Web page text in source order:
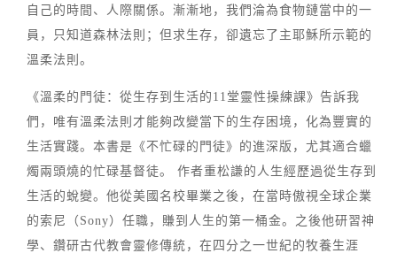
自己的時間、人際關係。漸漸地，我們淪為食物鏈當中的一
員，只知道森林法則；但求生存，卻遺忘了主耶穌所示範的
溫柔法則。
《溫柔的門徒：從生存到生活的11堂靈性操練課》告訴我
們，唯有溫柔法則才能夠改變當下的生存困境，化為豐實的
生活實踐。本書是《不忙碌的門徒》的進深版，尤其適合蠟
燭兩頭燒的忙碌基督徒。 作者重松謙的人生經歷過從生存到
生活的蛻變。他從美國名校畢業之後，在當時傲視全球企業
的索尼（Sony）任職，賺到人生的第一桶金。之後他研習神
學、鑽研古代教會靈修傳統，在四分之一世紀的牧養生涯